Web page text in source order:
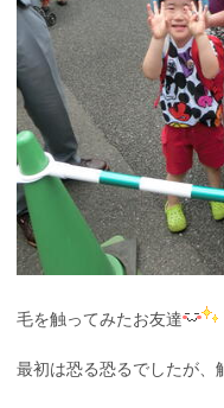
毛を触ってみたお友達
最初は恐る恐るでしたが、